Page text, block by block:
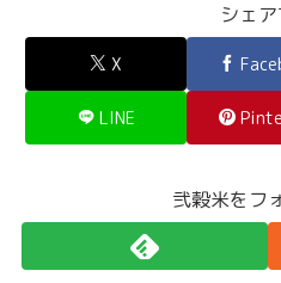
シェ
X
LINE
弐穀米をフ